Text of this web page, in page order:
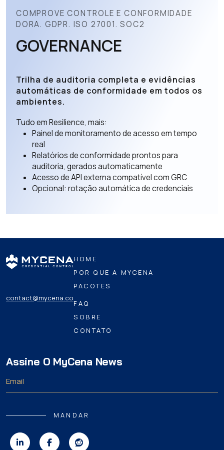
COMPROVE CONTROLE E CONFORMIDADE
DORA. GDPR. ISO 27001. SOC2
GOVERNANCE
Trilha de auditoria completa e evidências
automáticas de conformidade em todos os
ambientes.
Tudo em Resilience, mais:
Painel de monitoramento de acesso em tempo
real
Relatórios de conformidade prontos para
auditoria, gerados automaticamente
Acesso de API externa compatível com GRC
Opcional: rotação automática de credenciais
contact@mycena.co
HOME
POR QUE A MYCENA
PACOTES
FAQ
SOBRE
CONTATO
Assine O MyCena News
MANDAR